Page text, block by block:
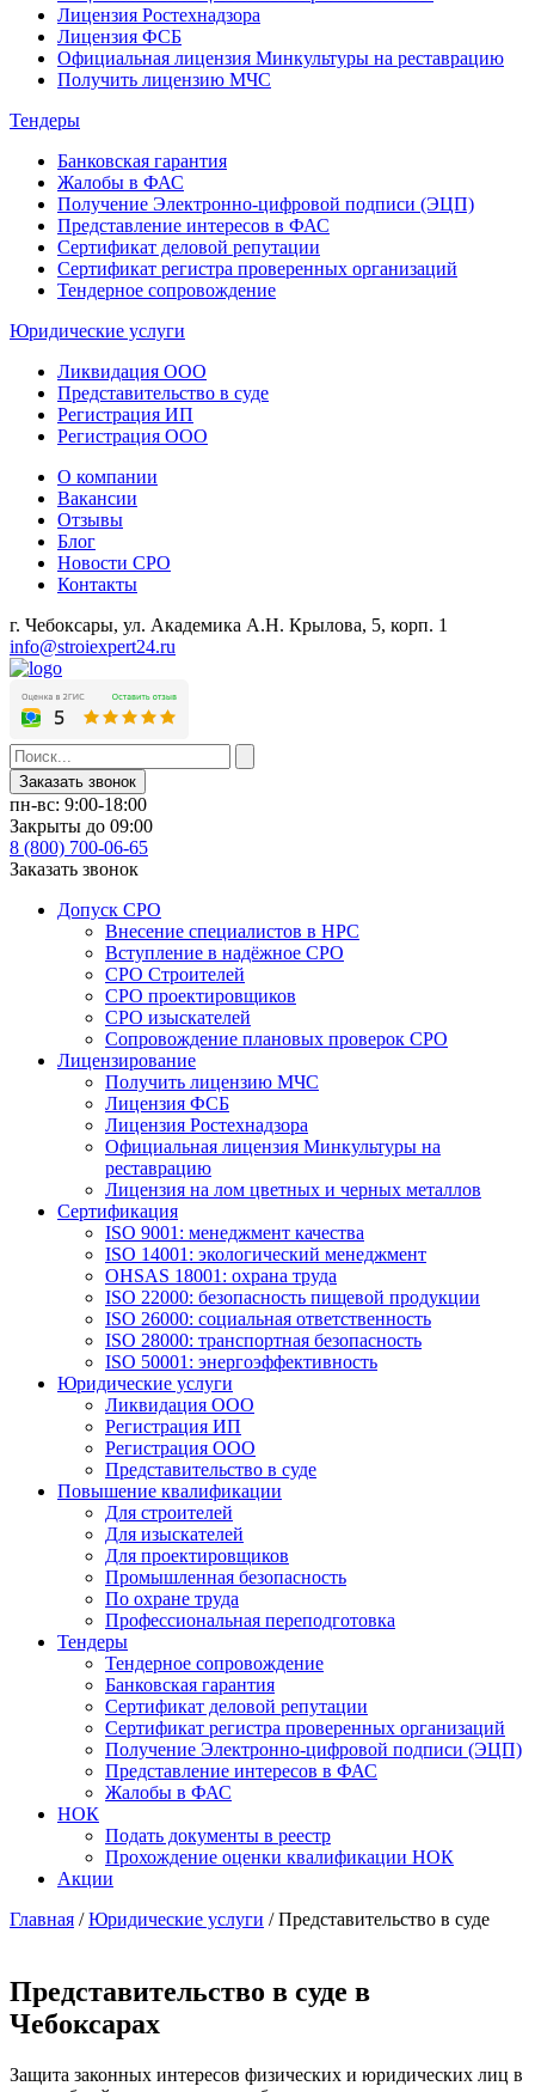
Лицензия Ростехнадзора
Лицензия ФСБ
Официальная лицензия Минкультуры на реставрацию
Получить лицензию МЧС
Тендеры
Банковская гарантия
Жалобы в ФАС
Получение Электронно-цифровой подписи (ЭЦП)
Представление интересов в ФАС
Сертификат деловой репутации
Сертификат регистра проверенных организаций
Тендерное сопровождение
Юридические услуги
Ликвидация ООО
Представительство в суде
Регистрация ИП
Регистрация ООО
О компании
Вакансии
Отзывы
Блог
Новости СРО
Контакты
г. Чебоксары, ул. Академика А.Н. Крылова, 5, корп. 1
info@stroiexpert24.ru
Заказать звонок
пн-вс: 9:00-18:00
Закрыты до 09:00
8 (800) 700-06-65
Заказать звонок
Допуск СРО
Внесение специалистов в НРС
Вступление в надёжное СРО
СРО Строителей
СРО проектировщиков
СРО изыскателей
Сопровождение плановых проверок СРО
Лицензирование
Получить лицензию МЧС
Лицензия ФСБ
Лицензия Ростехнадзора
Официальная лицензия Минкультуры на
реставрацию
Лицензия на лом цветных и черных металлов
Сертификация
ISO 9001: менеджмент качества
ISO 14001: экологический менеджмент
OHSAS 18001: охрана труда
ISO 22000: безопасность пищевой продукции
ISO 26000: социальная ответственность
ISO 28000: транспортная безопасность
ISO 50001: энергоэффективность
Юридические услуги
Ликвидация ООО
Регистрация ИП
Регистрация ООО
Представительство в суде
Повышение квалификации
Для строителей
Для изыскателей
Для проектировщиков
Промышленная безопасность
По охране труда
Профессиональная переподготовка
Тендеры
Тендерное сопровождение
Банковская гарантия
Сертификат деловой репутации
Сертификат регистра проверенных организаций
Получение Электронно-цифровой подписи (ЭЦП)
Представление интересов в ФАС
Жалобы в ФАС
НОК
Подать документы в реестр
Прохождение оценки квалификации НОК
Акции
Главная / Юридические услуги / Представительство в суде
Представительство в суде в
Чебоксарах
Защита законных интересов физических и юридических лиц в